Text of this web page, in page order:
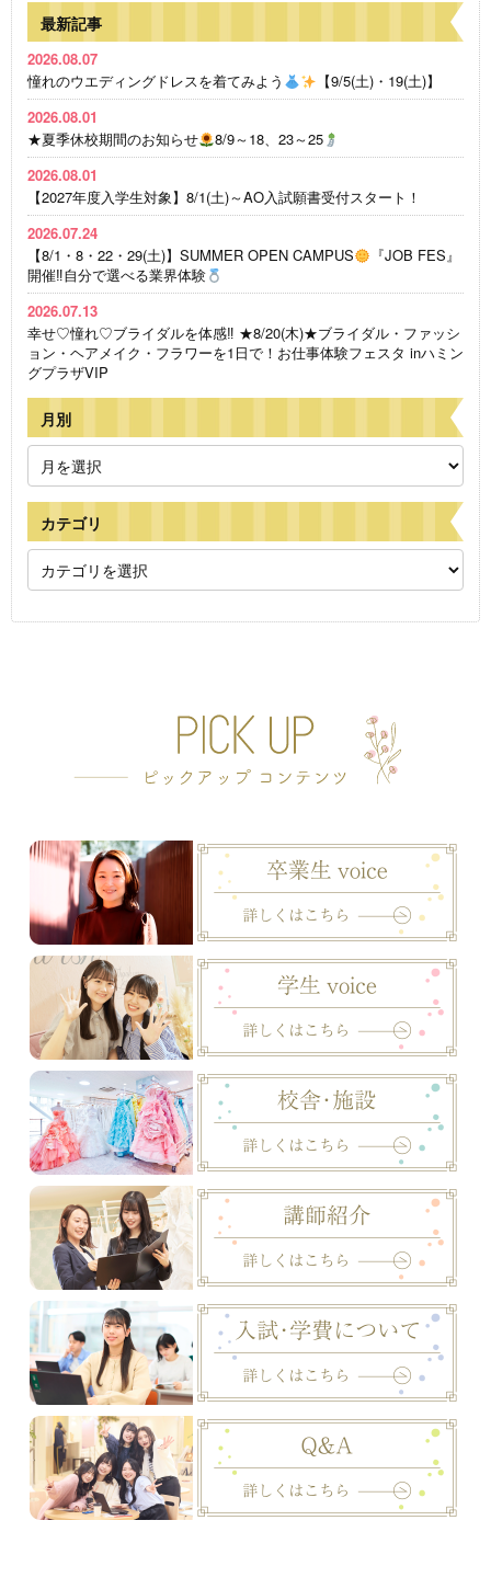
最新記事
2026.08.07
憧れのウエディングドレスを着てみよう
【9/5(土)・19(土)】
2026.08.01
★夏季休校期間のお知らせ
8/9～18、23～25
2026.08.01
【2027年度入学生対象】8/1(土)～AO入試願書受付スタート！
2026.07.24
【8/1・8・22・29(土)】SUMMER OPEN CAMPUS
『JOB FES』
開催‼自分で選べる業界体験
2026.07.13
幸せ♡憧れ♡ブライダルを体感‼ ★8/20(木)★ブライダル・ファッシ
ョン・ヘアメイク・フラワーを1日で！お仕事体験フェスタ inハミン
グプラザVIP
月別
カテゴリ